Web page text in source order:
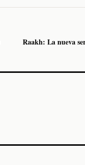
Raakh: La nueva